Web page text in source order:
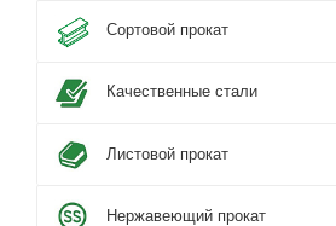
Сортовой прокат
Качественные стали
Листовой прокат
Нержавеющий прокат